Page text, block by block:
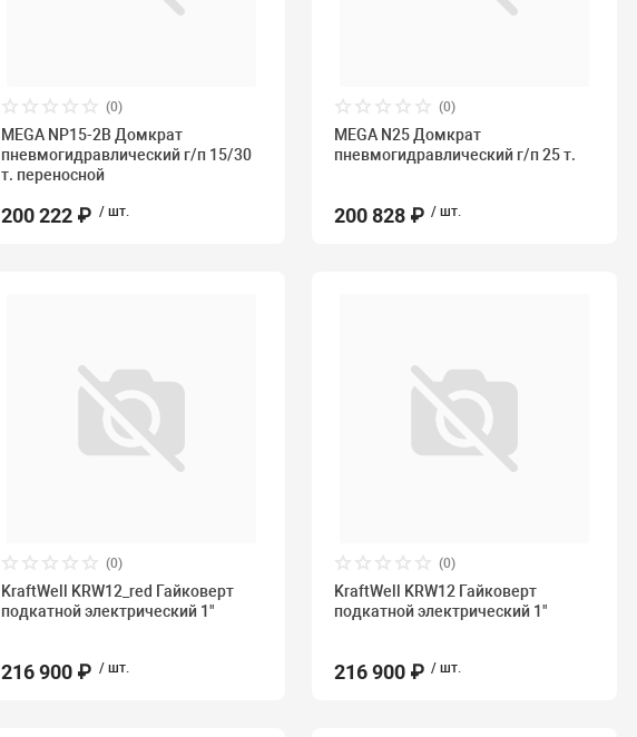
(0)
MEGA NP15-2B Домкрат
пневмогидравлический г/п 15/30
т. переносной
200 222 ₽ / шт.
(0)
MEGA N25 Домкрат
пневмогидравлический г/п 25 т.
200 828 ₽ / шт.
(0)
KraftWell KRW12_red Гайковерт
подкатной электрический 1"
216 900 ₽ / шт.
(0)
KraftWell KRW12 Гайковерт
подкатной электрический 1"
216 900 ₽ / шт.